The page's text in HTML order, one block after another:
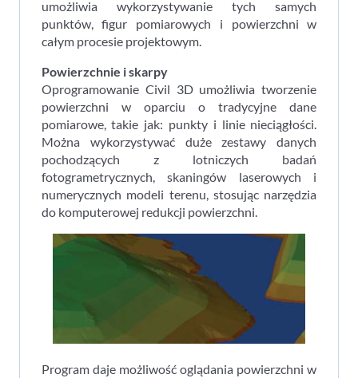
umożliwia wykorzystywanie tych samych
punktów, figur pomiarowych i powierzchni w
całym procesie projektowym.
Powierzchnie i skarpy
Oprogramowanie Civil 3D umożliwia tworzenie
powierzchni w oparciu o tradycyjne dane
pomiarowe, takie jak: punkty i linie nieciągłości.
Można wykorzystywać duże zestawy danych
pochodzących z lotniczych badań
fotogrametrycznych, skaningów laserowych i
numerycznych modeli terenu, stosując narzędzia
do komputerowej redukcji powierzchni.
Program daje możliwość oglądania powierzchni w